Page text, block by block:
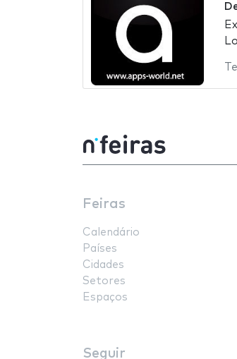
Feiras
Calendário
Países
Cidades
Setores
Espaços
Seguir